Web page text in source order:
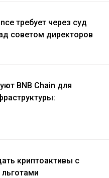
требует через суд
советом директоров
BNB Chain для
криптоактивы с